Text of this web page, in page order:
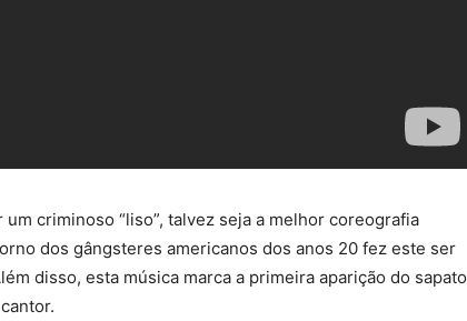
criminoso “liso”, talvez seja a melhor coreografia
dos gângsteres americanos dos anos 20 fez este ser
disso, esta música marca a primeira aparição do sapato